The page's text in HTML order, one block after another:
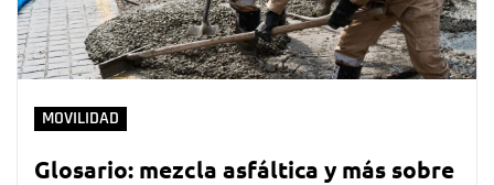
MOVILIDAD
Glosario: mezcla asfáltica y más sobre